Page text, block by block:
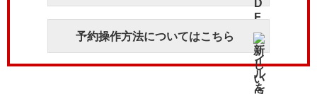
予約操作方法についてはこちら